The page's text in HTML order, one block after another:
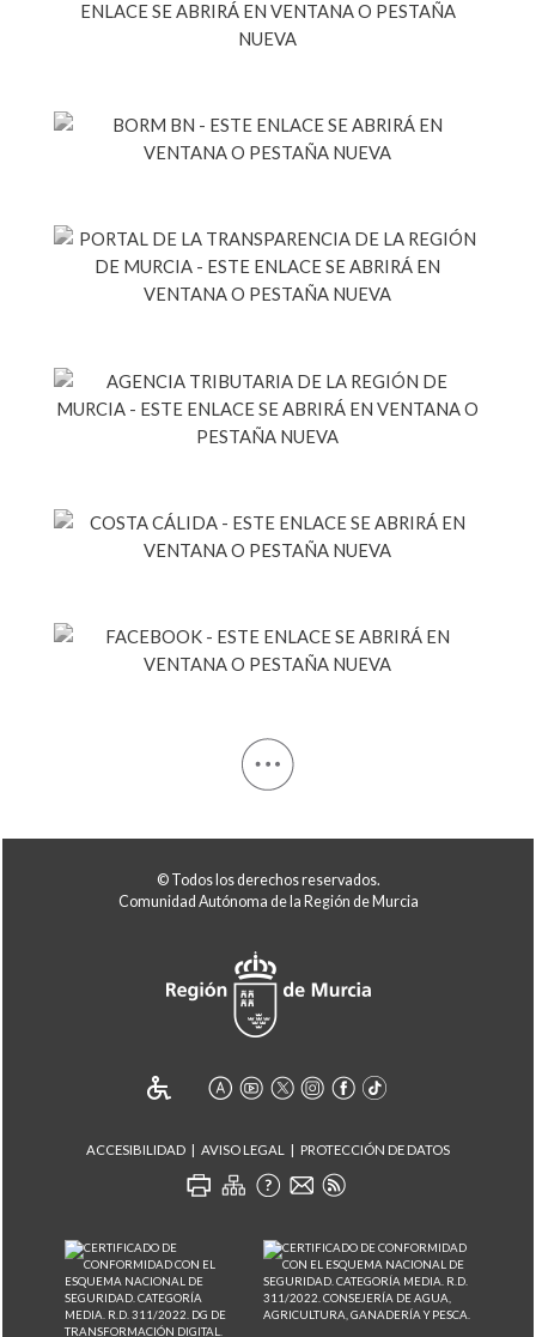
© Todos los derechos reservados.
Comunidad Autónoma de la Región de Murcia
ACCESIBILIDAD AVISO LEGAL PROTECCIÓN DE DATOS